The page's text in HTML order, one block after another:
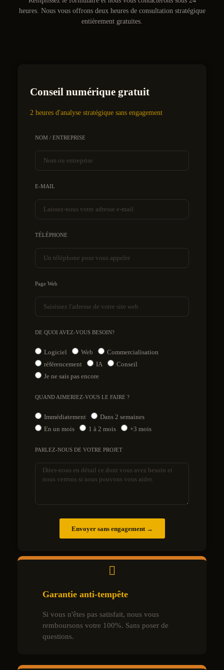
heures. Nous vous offrons deux heures de consultation stratégique
entièrement gratuites.
Conseil numérique gratuit
2 heures d'analyse stratégique sans engagement
NOM / ENTREPRISE
E-MAIL
TÉLÉPHONE
Page Web
DE QUOI AVEZ-VOUS BESOIN?
Logiciel Web
Commercialisation
référencement
IA
Conseil
Je ne sais pas encore
QUAND AIMERIEZ-VOUS LE FAIRE ?
Immédiatement
Dans 2 semaines
En un mois
1 à 2 mois +3 mois
PARLEZ-NOUS DE VOTRE PROJET
Envoyer sans engagement →
Garantie anti-tempête
Si vous n'êtes pas satisfait, nous vous
remboursons votre 100%. Sans poser de
questions.